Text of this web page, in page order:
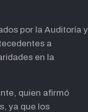
por la Auditoría y
a
en la
quien afirmó
ya que los